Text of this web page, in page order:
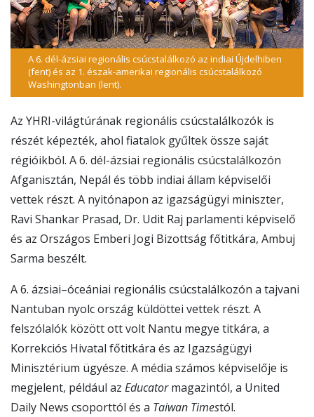
A 6. dél-ázsiai regionális csúcstalálkozó az indiai Újdelhiben
(fent) és az 1. észak-amerikai regionális csúcstalálkozó
Washingtonban (lent).
Az YHRI-világtúrának regionális csúcstalálkozók is
részét képezték, ahol fiatalok gyűltek össze saját
régióikból. A 6. dél-ázsiai regionális csúcstalálkozón
Afganisztán, Nepál és több indiai állam képviselői
vettek részt. A nyitónapon az igazságügyi miniszter,
Ravi Shankar Prasad, Dr. Udit Raj parlamenti képviselő
és az Országos Emberi Jogi Bizottság főtitkára, Ambuj
Sarma beszélt.
A 6. ázsiai–óceániai regionális csúcstalálkozón a tajvani
Nantuban nyolc ország küldöttei vettek részt. A
felszólalók között ott volt Nantu megye titkára, a
Korrekciós Hivatal főtitkára és az Igazságügyi
Minisztérium ügyésze. A média számos képviselője is
megjelent, például az Educatormagazintól, a United
Daily News csoporttól és a Taiwan Timestól.